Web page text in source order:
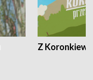
Z